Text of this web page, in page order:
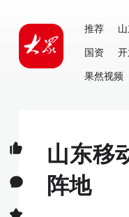
推荐
国资
果然视频
山东移
阵地